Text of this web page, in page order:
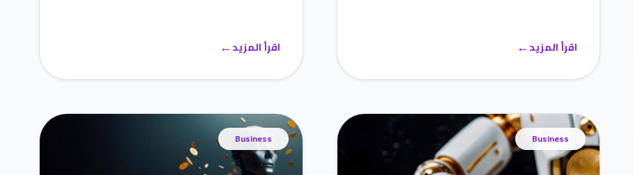
اقرأ المزيد← اقرأ المزيد←
Business
Business